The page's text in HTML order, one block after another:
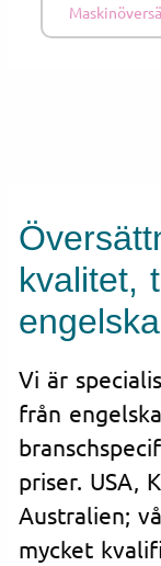
kvalitet,
engelska
Vi är
från
priser. USA,
Australien;
mycket